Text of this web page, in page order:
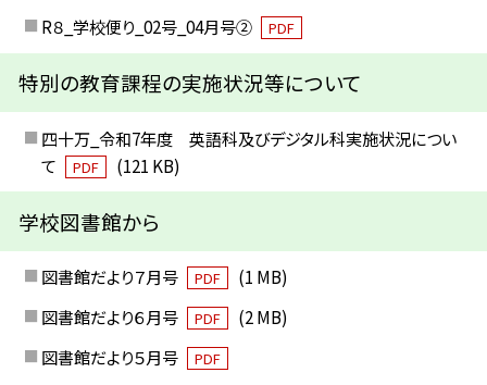
R８_学校便り_02号_04月号② PDF
特別の教育課程の実施状況等について
四十万_令和7年度 英語科及びデジタル科実施状況につい
て
PDF (121 KB)
学校図書館から
図書館だより７月号 PDF
(1 MB)
図書館だより６月号
PDF
(2 MB)
図書館だより５月号
PDF